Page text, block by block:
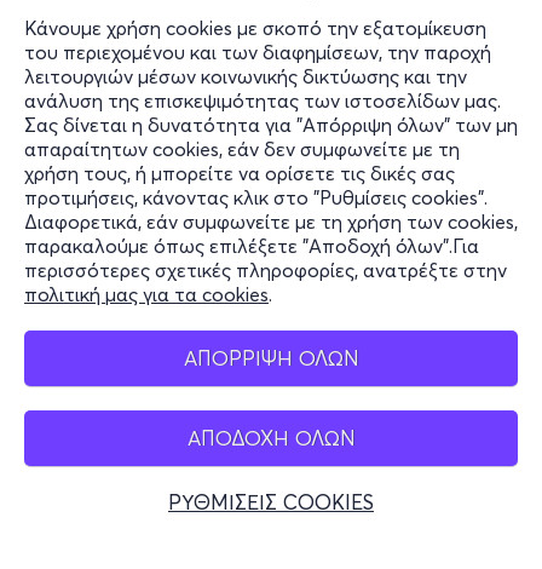
Κάνουμε χρήση cookies με σκοπό την εξατομίκευση
του περιεχομένου και των διαφημίσεων, την παροχή
λειτουργιών μέσων κοινωνικής δικτύωσης και την
ανάλυση της επισκεψιμότητας των ιστοσελίδων μας.
Σας δίνεται η δυνατότητα για "Απόρριψη όλων" των μη
απαραίτητων cookies, εάν δεν συμφωνείτε με τη
χρήση τους, ή μπορείτε να ορίσετε τις δικές σας
προτιμήσεις, κάνοντας κλικ στο "Ρυθμίσεις cookies".
Διαφορετικά, εάν συμφωνείτε με τη χρήση των cookies,
παρακαλούμε όπως επιλέξετε "Αποδοχή όλων".Για
περισσότερες σχετικές πληροφορίες, ανατρέξτε στην
πολιτική μας για τα cookies.
ΑΠΟΡΡΙΨΗ ΟΛΩΝ
ΑΠΟΔΟΧΗ ΟΛΩΝ
ΡΥΘΜΙΣΕΙΣ COOKIES
Πληροφορίες
Υποστήριξη
Stay Connected
Mobile app